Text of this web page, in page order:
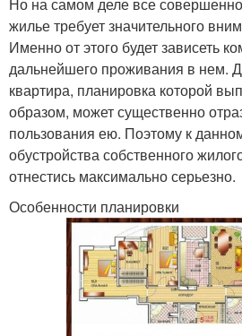
жилье требует значительного
Именно от этого будет зависеть
дальнейшего проживания в нем.
квартира, планировка которой
образом, может существенно
пользования ею. Поэтому к
обустройства собственного
отнестись максимально серьезно.
Особенности планировки